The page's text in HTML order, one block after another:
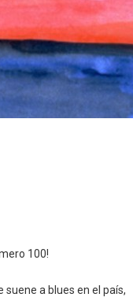
100!
a blues en el país,